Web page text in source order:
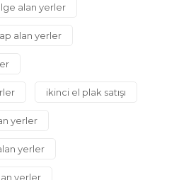
alan yerler
alan yerler
ikinci el plak satışı
yerler
yerler
yerler